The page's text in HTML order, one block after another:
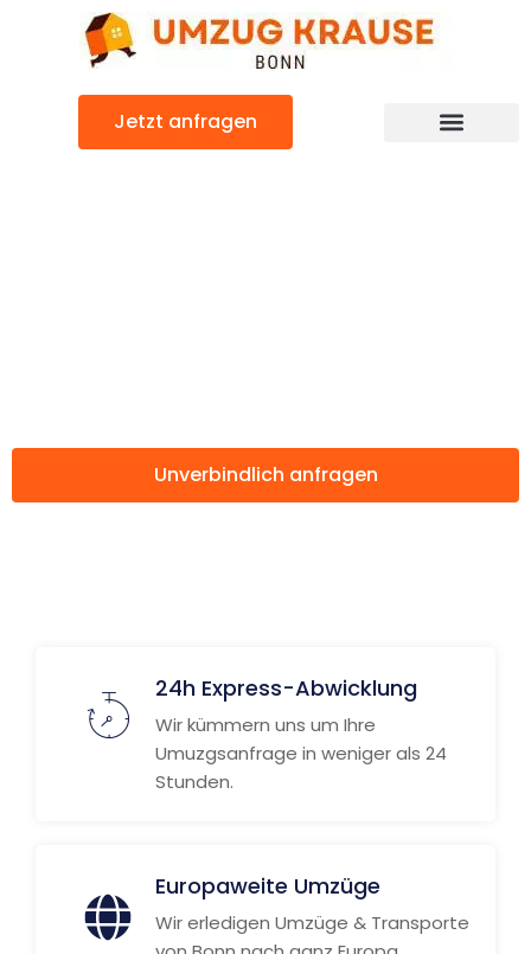
Jetzt anfragen
Unverbindlich anfragen
24h Express-Abwicklung
Wir kümmern uns um Ihre
Umuzgsanfrage in weniger als 24
Stunden.
Europaweite Umzüge
Wir erledigen Umzüge & Transporte